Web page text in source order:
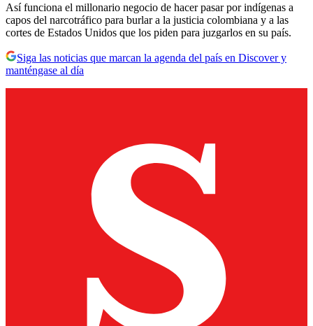
Así funciona el millonario negocio de hacer pasar por indígenas a
capos del narcotráfico para burlar a la justicia colombiana y a las
cortes de Estados Unidos que los piden para juzgarlos en su país.
Siga las noticias que marcan la agenda del país en Discover y
manténgase al día